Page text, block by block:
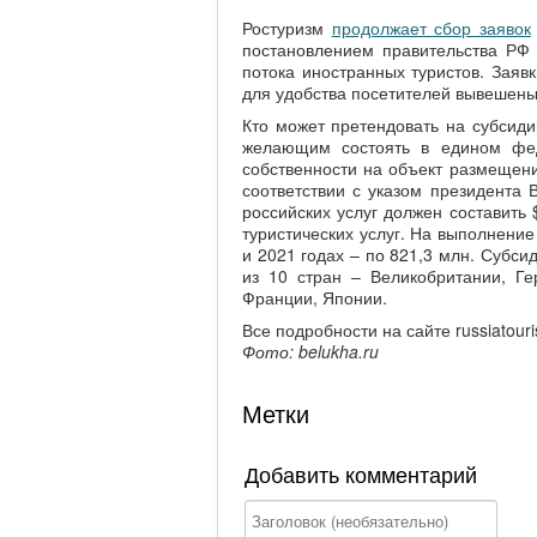
Ростуризм продолжает сбор заявок
постановлением правительства
потока иностранных туристов.
для удобства посетителей
Кто может претендовать на
желающим состоять в едином
собственности на объект
соответствии с указом
российских услуг должен
туристических услуг. На
и 2021 годах – по 821,3 млн.
из 10 стран – Великобритании,
Франции, Японии.
Все подробности на сайте
Фото: belukha.ru
Метки
Добавить комментарий